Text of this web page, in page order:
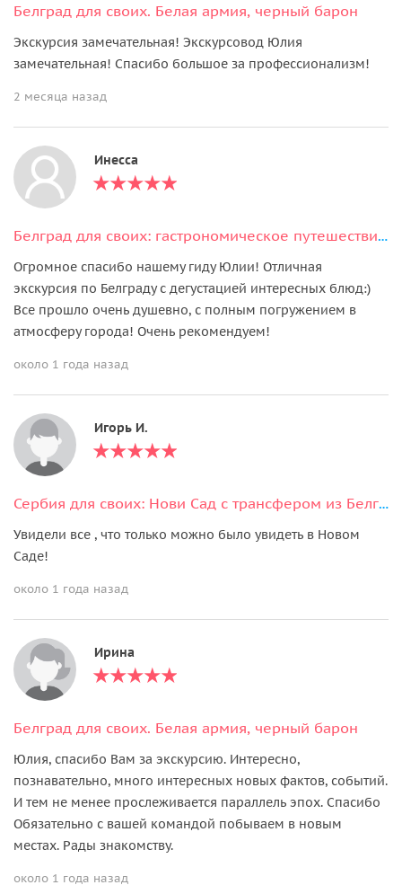
Белград для своих. Белая армия, черный барон
Экскурсия замечательная! Экскурсовод Юлия
замечательная! Спасибо большое за профессионализм!
2 месяца назад
Инесса
Белград для своих: гастрономическое путешествие по столице Сербии
Огромное спасибо нашему гиду Юлии! Отличная
экскурсия по Белграду с дегустацией интересных блюд:)
Все прошло очень душевно, с полным погружением в
атмосферу города! Очень рекомендуем!
около 1 года назад
Игорь И.
Сербия для своих: Нови Сад с трансфером из Белграда и обратно
Увидели все , что только можно было увидеть в Новом
Саде!
около 1 года назад
Ирина
Белград для своих. Белая армия, черный барон
Юлия, спасибо Вам за экскурсию. Интересно,
познавательно, много интересных новых фактов, событий.
И тем не менее прослеживается параллель эпох. Спасибо
Обязательно с вашей командой побываем в новым
местах. Рады знакомству.
около 1 года назад